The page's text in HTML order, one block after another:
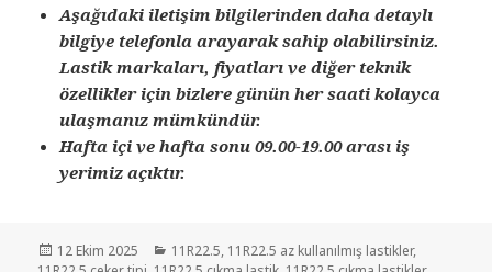
Aşağıdaki iletişim bilgilerinden daha detaylı
bilgiye telefonla arayarak sahip olabilirsiniz.
Lastik markaları, fiyatları ve diğer teknik
özellikler için bizlere günün her saati kolayca
ulaşmanız mümkündür.
Hafta içi ve hafta sonu 09.00-19.00 arası iş
yerimiz açıktır.
Yayın
12 Ekim 2025 Kategoriler
11R22.5, 11R22.5 az kullanılmış lastikler,